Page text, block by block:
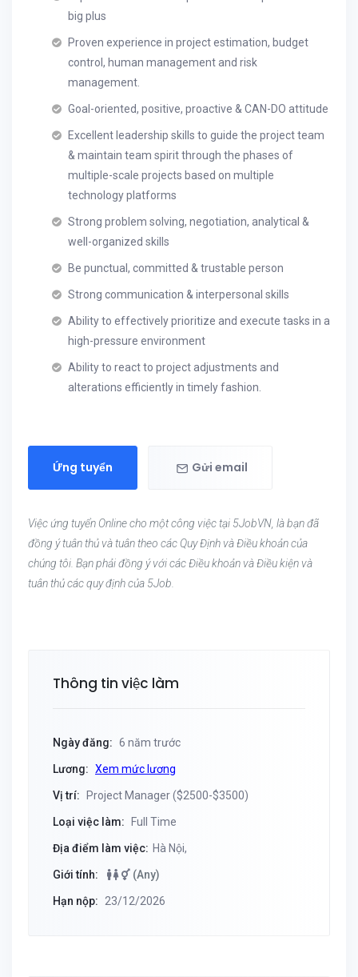
big plus
Proven experience in project estimation, budget
control, human management and risk
management.
Goal-oriented, positive, proactive & CAN-DO attitude
Excellent leadership skills to guide the project team
& maintain team spirit through the phases of
multiple-scale projects based on multiple
technology platforms
Strong problem solving, negotiation, analytical &
well-organized skills
Be punctual, committed & trustable person
Strong communication & interpersonal skills
Ability to effectively prioritize and execute tasks in a
high-pressure environment
Ability to react to project adjustments and
alterations efficiently in timely fashion.
Ứng tuyển Gửi email
Việc ứng tuyển Online cho một công việc tại 5JobVN, là bạn đã
đồng ý tuân thủ và tuân theo các Quy Định và Điều khoản của
chúng tôi. Bạn phải đồng ý với các Điều khoản và Điều kiện và
tuân thủ các quy định của 5Job.
Thông tin việc làm
Ngày đăng: 6 năm trước
Lương: Xem mức lương
Vị trí: Project Manager ($2500-$3500)
Loại việc làm: Full Time
Địa điểm làm việc: Hà Nội,
Giới tính: (Any)
Hạn nộp: 23/12/2026